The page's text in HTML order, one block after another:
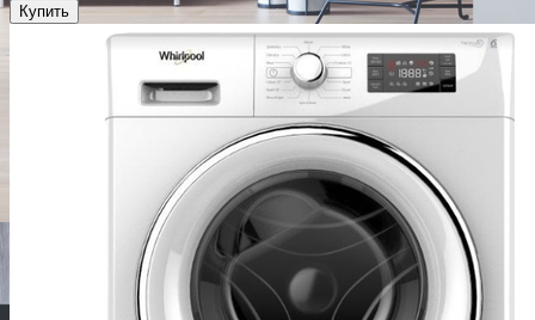
Купить